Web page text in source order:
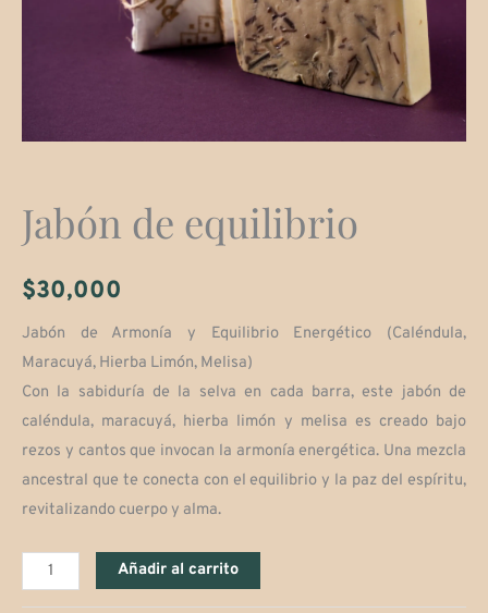
Jabón de equilibrio
$30,000
Jabón de Armonía y Equilibrio Energético (Caléndula,
Maracuyá, Hierba Limón, Melisa)
Con la sabiduría de la selva en cada barra, este jabón de
caléndula, maracuyá, hierba limón y melisa es creado bajo
rezos y cantos que invocan la armonía energética. Una mezcla
ancestral que te conecta con el equilibrio y la paz del espíritu,
revitalizando cuerpo y alma.
Jabón
de
Añadir al carrito